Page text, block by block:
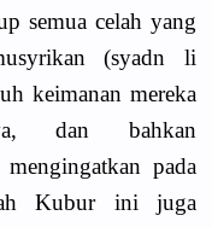
semua celah yang
(syadn li
keimanan mereka
dan bahkan
pada
Kubur ini juga